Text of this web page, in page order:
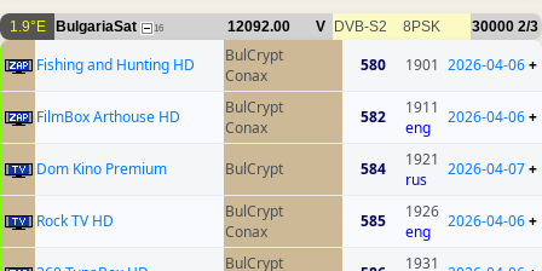
1.9°E BulgariaSat 16 12092.00 V DVB-S2 8PSK 30000 2/3
Fishing and Hunting HD
BulCrypt
Conax
580 1901 2026-04-06+
FilmBox Arthouse HD
BulCrypt
Conax
582
1911
eng
2026-04-06+
Dom Kino Premium BulCrypt 584
1921
rus
2026-04-07+
Rock TV HD
BulCrypt
Conax
585
1926
eng
2026-04-06+
BulCrypt
1931